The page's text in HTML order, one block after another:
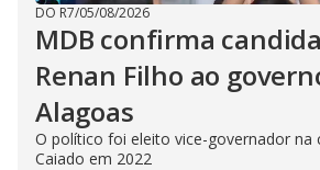
DO R7/05/08/2026
MDB confirma
Renan Filho ao
Alagoas
O político foi eleito vice-governador na
Caiado em 2022